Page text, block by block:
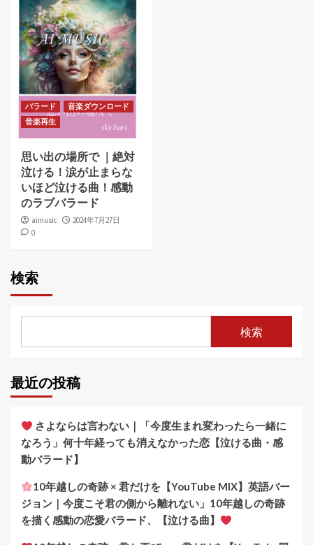
バラード
音楽ダウンロード
音楽再生
思い出の場所で ｜絶対
泣ける！涙が止まらな
いほど泣ける曲！感動
のラブバラード
aimusic
2024年7月27日
0
検索
検索
最近の投稿
さよならは言わない｜「今度生まれ変わったら一緒に
なろう」何十年経っても消えなかった恋【泣ける曲・感
動バラード】
10年越しの奇跡 × 君だけを【YouTube MIX】英語バー
ジョン｜今度こそ君の側から離れない」10年越しの奇跡
を描く感動の恋愛バラード、【泣ける曲】